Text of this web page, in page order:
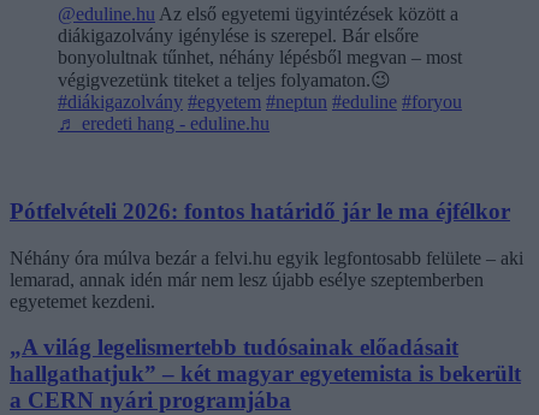
@eduline.hu Az első egyetemi ügyintézések között a
diákigazolvány igénylése is szerepel. Bár elsőre
bonyolultnak tűnhet, néhány lépésből megvan – most
végigvezetünk titeket a teljes folyamaton.😉
#diákigazolvány #egyetem #neptun #eduline #foryou
♬ eredeti hang - eduline.hu
Pótfelvételi 2026: fontos határidő jár le ma éjfélkor
Néhány óra múlva bezár a felvi.hu egyik legfontosabb felülete – aki
lemarad, annak idén már nem lesz újabb esélye szeptemberben
egyetemet kezdeni.
„A világ legelismertebb tudósainak előadásait
hallgathatjuk” – két magyar egyetemista is bekerült
a CERN nyári programjába